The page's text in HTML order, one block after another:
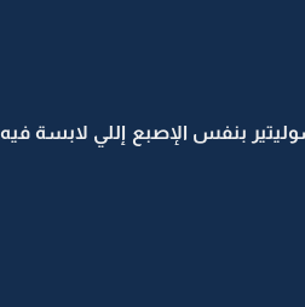
بنفس الإصبع إللي لابسة فيه